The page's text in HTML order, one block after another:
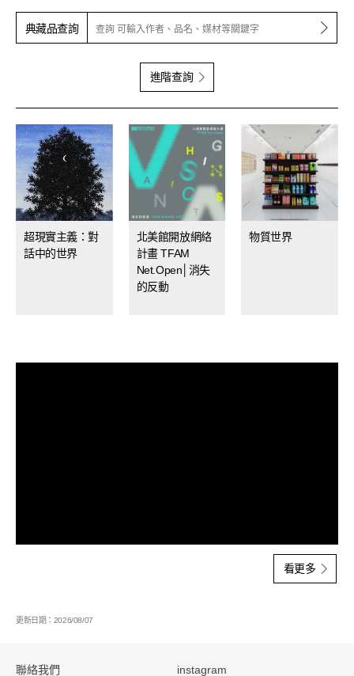
典藏品查詢 查詢
進階查詢
超現實主義：對
話中的世界
北美館開放網絡
計畫 TFAM
Net.Open│消失
的反動
物質世界
看更多影音紀
更新日期：2026/08/07
聯絡我們
instagram